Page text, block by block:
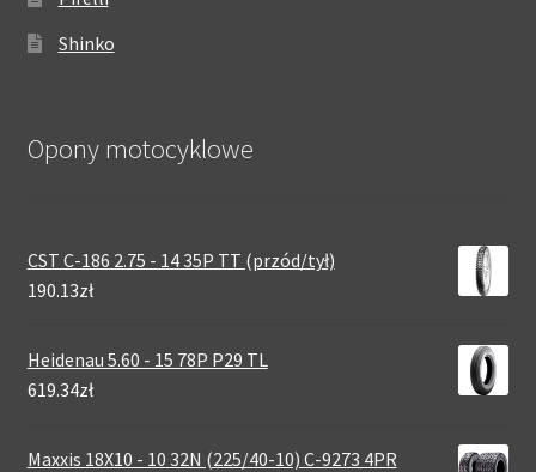
Shinko
Opony motocyklowe
CST C-186 2.75 - 14 35P TT (przód/tył)
190.13zł
Heidenau 5.60 - 15 78P P29 TL
619.34zł
Maxxis 18X10 - 10 32N (225/40-10) C-9273 4PR